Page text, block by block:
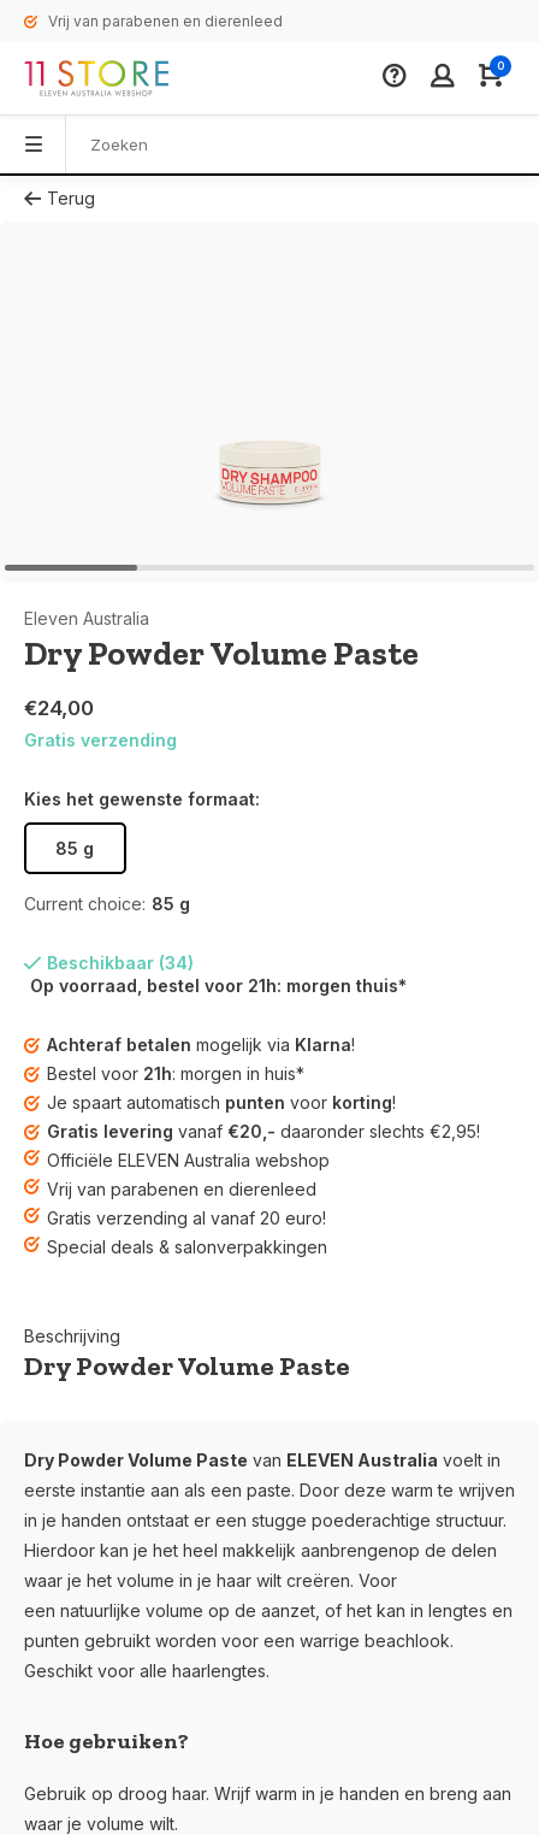
Vrij van parabenen en dierenleed
0
Terug
Eleven Australia
Dry Powder Volume Paste
€24,00
Gratis verzending
Kies het gewenste formaat:
85 g
Current choice: 85 g
Beschikbaar (34)
Op voorraad, bestel voor 21h: morgen thuis*
Achteraf betalen mogelijk via Klarna!
Bestel voor 21h: morgen in huis*
Je spaart automatisch punten voor korting!
Gratis levering vanaf €20,- daaronder slechts €2,95!
Officiële ELEVEN Australia webshop
Vrij van parabenen en dierenleed
Gratis verzending al vanaf 20 euro!
Special deals & salonverpakkingen
Beschrijving
Dry Powder Volume Paste
Dry Powder Volume Paste van ELEVEN Australia voelt in
eerste instantie aan als een paste. Door deze warm te wrijven
in je handen ontstaat er een stugge poederachtige structuur.
Hierdoor kan je het heel makkelijk aanbrengenop de delen
waar je het volume in je haar wilt creëren. Voor
een natuurlijke volume op de aanzet, of het kan in lengtes en
punten gebruikt worden voor een warrige beachlook.
Geschikt voor alle haarlengtes.
Hoe gebruiken?
Gebruik op droog haar. Wrijf warm in je handen en breng aan
waar je volume wilt.